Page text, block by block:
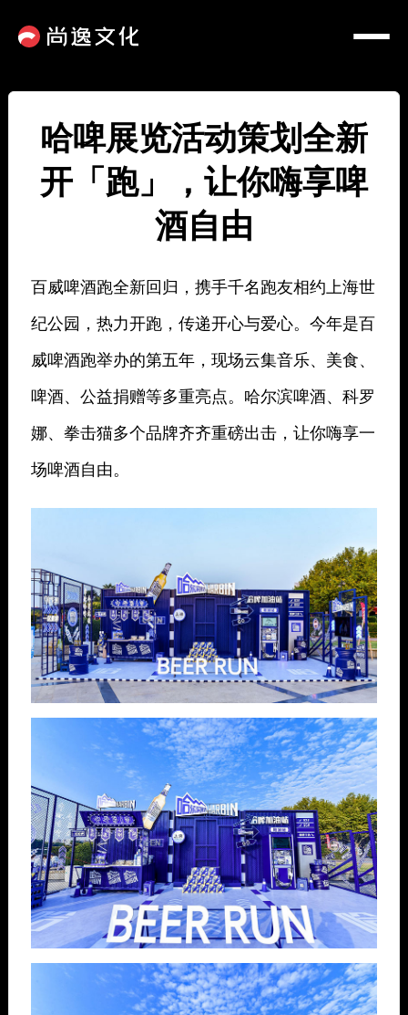
哈啤展览活动策划全新
开「跑」，让你嗨享啤
酒自由
百威啤酒跑全新回归，携手千名跑友相约上海世
纪公园，热力开跑，传递开心与爱心。今年是百
威啤酒跑举办的第五年，现场云集音乐、美食、
啤酒、公益捐赠等多重亮点。哈尔滨啤酒、科罗
娜、拳击猫多个品牌齐齐重磅出击，让你嗨享一
场啤酒自由。